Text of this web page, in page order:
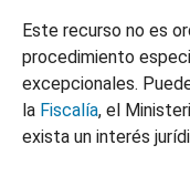
Este recurso no es
procedimiento
excepcionales.
la Fiscalía, el
exista un interés